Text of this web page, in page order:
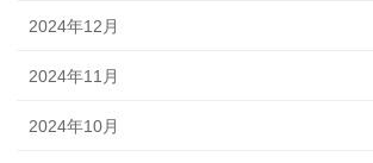
2024年12月
2024年11月
2024年10月